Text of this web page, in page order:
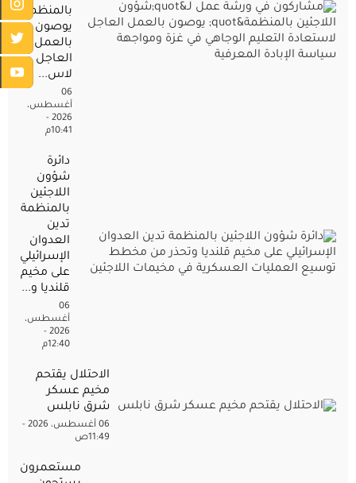
بالمنظمة"
يوصون
بالعمل
العاجل
لاس...
06
أغسطس،
2026 -
10:41م
دائرة
شؤون
اللاجئين
بالمنظمة
تدين
العدوان
الإسرائيلي
على مخيم
قلنديا و...
06
أغسطس،
2026 -
12:40م
الاحتلال يقتحم
مخيم عسكر
شرق نابلس
06 أغسطس، 2026 -
11:49ص
مستعمرون